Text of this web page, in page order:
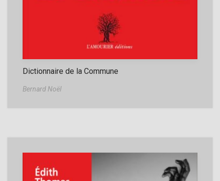
Dictionnaire de la Commune
Bernard Noël